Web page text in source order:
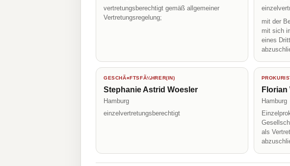
vertretungsberechtigt gemäß allgemeiner
Vertretungsregelung;
mit der
mit sich
eines
GESCHÃ¤FTSFÃ¼HRER(IN)
Stephanie Astrid Woesler
Hamburg
einzelvertretungsberechtigt
Florian
Hamburg
als